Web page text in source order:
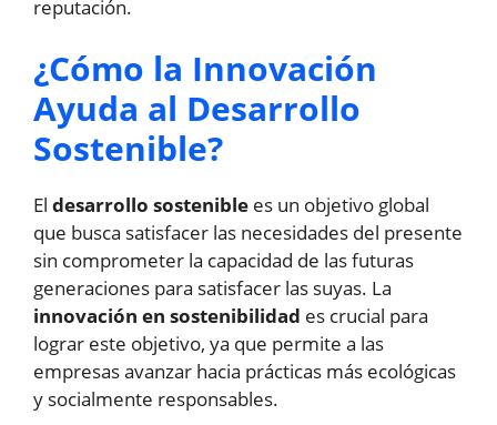
reputación.
¿Cómo la Innovación
Ayuda al Desarrollo
Sostenible?
El desarrollo sostenible es un objetivo global
que busca satisfacer las necesidades del presente
sin comprometer la capacidad de las futuras
generaciones para satisfacer las suyas. La
innovación en sostenibilidad es crucial para
lograr este objetivo, ya que permite a las
empresas avanzar hacia prácticas más ecológicas
y socialmente responsables.